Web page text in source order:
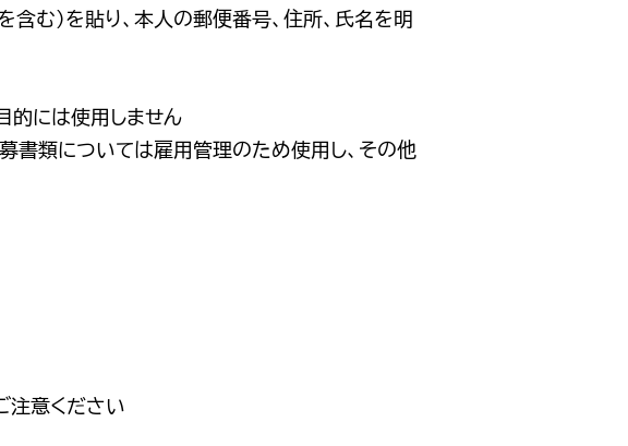
む）を貼り、本人の郵便番号、住所、氏名を明
的には使用しません
書類については雇用管理のため使用し、その他
注意ください